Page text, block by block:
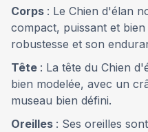
Corps : Le Chien d'élan
compact, puissant et
robustesse et son
Tête : La tête du Chien
bien modelée, avec un
museau bien défini.
Oreilles : Ses oreilles